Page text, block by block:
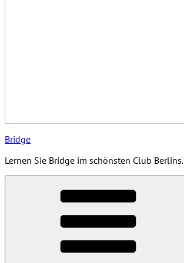
Bridge
Lernen Sie Bridge im schönsten Club Berlins.